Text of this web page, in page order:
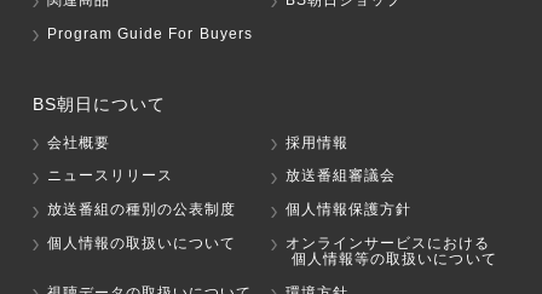
Program Guide For Buyers
BS朝日について
会社概要
採用情報
ニュースリリース
放送番組審議会
放送番組の種別の公表制度
個人情報保護方針
個人情報の取扱いについて
オンラインサービスにおける
個人情報等の取扱いについて